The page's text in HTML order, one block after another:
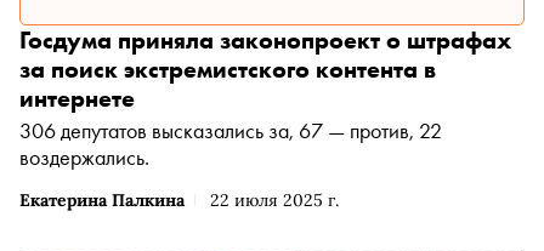
Екатерина Палкина 22 июля 2025 г.
Госдума приняла законопроект о штрафах
за поиск экстремистского контента в
интернете
306 депутатов высказались за, 67 — против, 22
воздержались.